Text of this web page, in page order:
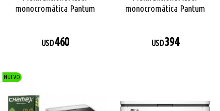
monocromática Pantum
USD460
monocromática Pantum
USD394
NUEVO